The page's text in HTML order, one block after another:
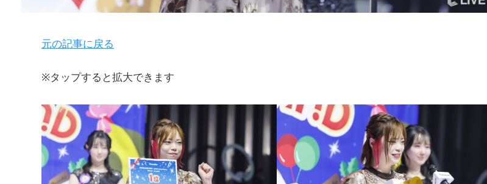
元の記事に戻る
※タップすると拡大できます